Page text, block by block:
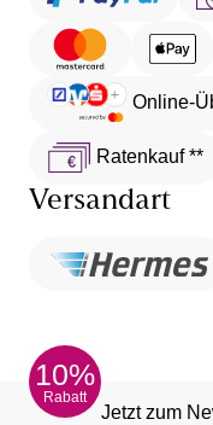
Online-
Ratenkauf **
Versandart
10%
Rabatt
Jetzt zum